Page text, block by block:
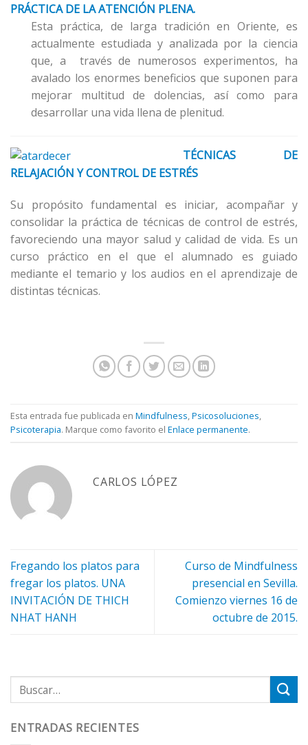
PRÁCTICA DE LA ATENCIÓN PLENA.
Esta práctica, de larga tradición en Oriente, es
actualmente estudiada y analizada por la ciencia
que, a través de numerosos experimentos, ha
avalado los enormes beneficios que suponen para
mejorar multitud de dolencias, así como para
desarrollar una vida llena de plenitud.
TÉCNICAS DE
RELAJACIÓN Y CONTROL DE ESTRÉS
Su propósito fundamental es iniciar, acompañar y
consolidar la práctica de técnicas de control de estrés,
favoreciendo una mayor salud y calidad de vida. Es un
curso práctico en el que el alumnado es guiado
mediante el temario y los audios en el aprendizaje de
distintas técnicas.
Esta entrada fue publicada en Mindfulness,Psicosoluciones,
Psicoterapia. Marque como favorito el Enlace permanente.
CARLOS LÓPEZ
Fregando los platos para
fregar los platos. UNA
INVITACIÓN DE THICH
NHAT HANH
Curso de Mindfulness
presencial en Sevilla.
Comienzo viernes 16 de
octubre de 2015.
ENTRADAS RECIENTES